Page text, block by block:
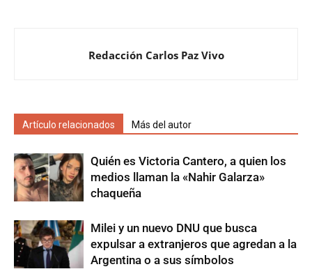
Redacción Carlos Paz Vivo
Artículo relacionados Más del autor
Quién es Victoria Cantero, a quien los
medios llaman la «Nahir Galarza»
chaqueña
Milei y un nuevo DNU que busca
expulsar a extranjeros que agredan a la
Argentina o a sus símbolos